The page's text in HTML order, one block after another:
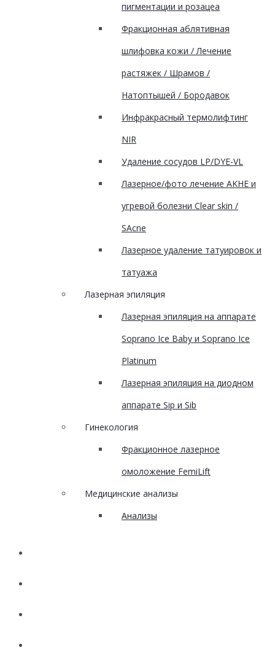
пигментации и розацеа
Фракционная аблятивная
шлифовка кожи / Лечение
растяжек / Шрамов /
Натоптышей / Бородавок
Инфракрасный термолифтинг
NIR
Удаление сосудов LP/DYE-VL
Лазерное/фото лечение AKHE и
угревой болезни Clear skin /
SAcne
Лазерное удаление татуировок и
татуажа
Лазерная эпиляция
Лазерная эпиляция на аппарате
Soprano Ice Baby и Soprano Ice
Platinum
Лазерная эпиляция на диодном
аппарате Sip и Sib
Гинекология
Фракционное лазерное
омоложение FemiLift
Медицинские анализы
Анализы